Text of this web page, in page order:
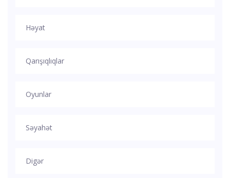
Həyat
Qarışıqlıqlar
Oyunlar
Səyahət
Digər